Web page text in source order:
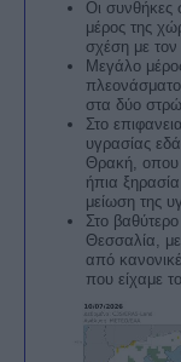
Οι συνθήκες
μέρος της
σχέση με
Μεγάλο
στα δύο
Στο
υγρασίας
Θρακή, οπου
ήπια
μείωση της
Στο
Θεσσαλία,
από
που είχαμε